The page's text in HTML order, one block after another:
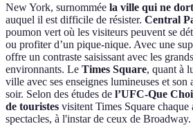
New York, surnommée la ville qui ne
auquel il est difficile de résister. Central
poumon vert où les visiteurs peuvent se
ou profiter d’un pique-nique. Avec une
offre un contraste saisissant avec les
environnants. Le Times Square, quant à
ville avec ses enseignes lumineuses et son
soir. Selon des études de l’UFC-Que
de touristes visitent Times Square chaque
spectacles, à l'instar de ceux de Broadway.